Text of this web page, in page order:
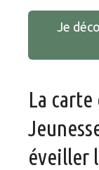
Je
La carte
éveiller